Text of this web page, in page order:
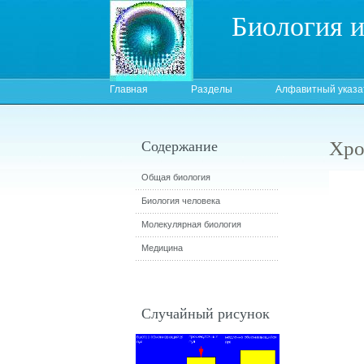
Биология
Главная Разделы Алфавитный
Содержание
Общая биология
Биология человека
Молекулярная биология
Медицина
Случайный рисунок